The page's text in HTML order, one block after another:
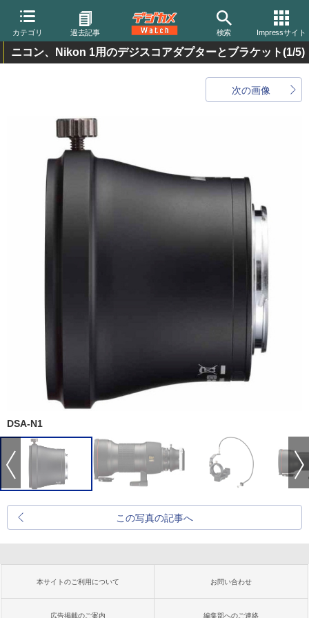
カテゴリ 過去記事 検索 Impressサイト
ニコン、Nikon 1用のデジスコアダプターとブラケット(1/5)
次の画像
DSA-N1
この写真の記事へ
本サイトのご利用について お問い合わせ
広告掲載のご案内 編集部へのご連絡